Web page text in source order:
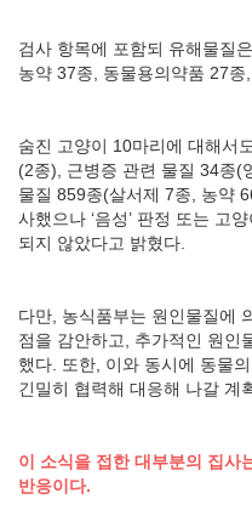
검사 항목에 포함되 유해물질
농약 37종, 동물용의약품 27종
숨진 고양이 10마리에 대해서
(2종), 근병증 관련 물질 34종(
물질 859종(살서제 7종, 농약
사했으나 ‘음성’ 판정 또는 고
되지 않았다고 밝혔다.
다만, 농식품부는 원인물질에
점을 감안하고, 추가적인 원인
했다. 또한, 이와 동시에 동물
긴밀히 협력해 대응해 나갈 계
이 소식을 접한 대부분의 집사
반응이다.